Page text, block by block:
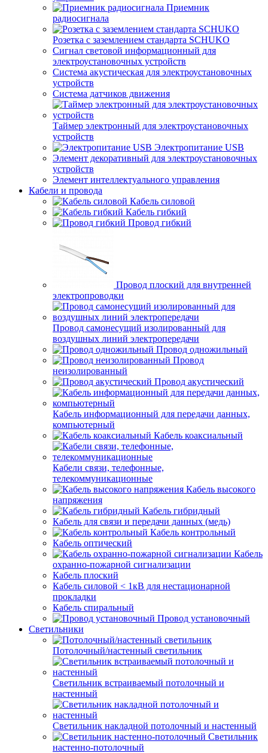
Приемник
радиосигнала
Розетка с заземлением стандарта SCHUKO
Сигнал световой информационный для
электроустановочных устройств
Система акустическая для электроустановочных
устройств
Система датчиков движения
Таймер электронный для электроустановочных
устройств
Электропитание USB
Элемент декоративный для электроустановочных
устройств
Элемент интеллектуального управления
Кабели и провода
Кабель силовой
Кабель гибкий
Провод гибкий
Провод плоский для внутренней
электропроводки
Провод самонесущий изолированный для
воздушных линий электропередачи
Провод одножильный
Провод
неизолированный
Провод акустический
Кабель информационный для передачи данных,
компьютерный
Кабель коаксиальный
Кабели связи, телефонные,
телекоммуникационные
Кабель высокого
напряжения
Кабель гибридный
Кабель для связи и передачи данных (медь)
Кабель контрольный
Кабель оптический
Кабель
охранно-пожарной сигнализации
Кабель плоский
Кабель силовой < 1кВ для нестационарной
прокладки
Кабель спиральный
Провод установочный
Светильники
Потолочный/настенный светильник
Светильник встраиваемый потолочный и
настенный
Светильник накладной потолочный и настенный
Светильник
настенно-потолочный